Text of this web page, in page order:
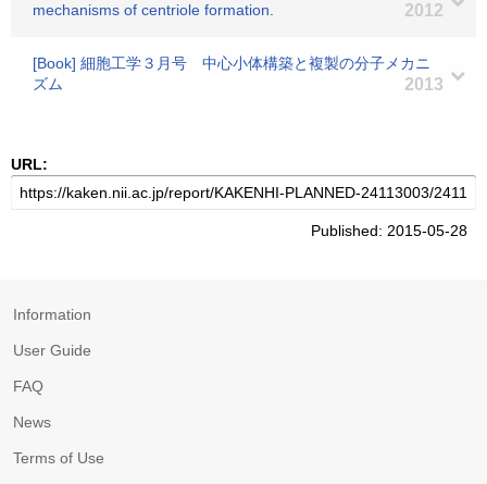
mechanisms of centriole formation.
2012
[Book] 細胞工学３月号 中心小体構築と複製の分子メカニ
ズム
2013
URL:
Published: 2015-05-28
Information
User Guide
FAQ
News
Terms of Use